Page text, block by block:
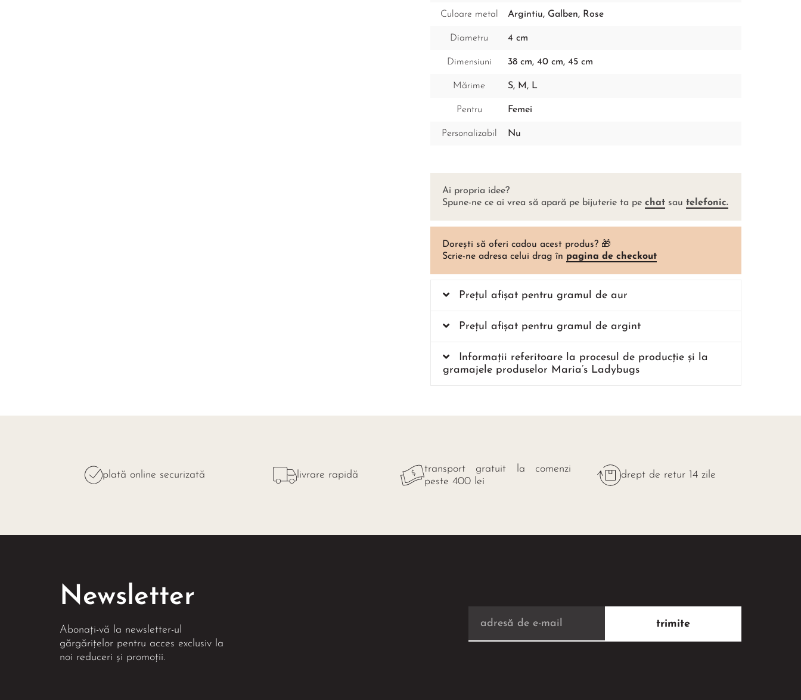
Culoare metal Argintiu, Galben, Rose
Diametru 4 cm
Dimensiuni 38 cm, 40 cm, 45 cm
Mărime S, M, L
Pentru Femei
Personalizabil Nu
Ai propria idee?
Spune-ne ce ai vrea să apară pe bijuterie ta pe chat sau telefonic.
Dorești să oferi cadou acest produs? 🎁
Scrie-ne adresa celui drag în pagina de checkout
Prețul afișat pentru gramul de aur
Prețul afișat pentru gramul de argint
Informații referitoare la procesul de producție și la
gramajele produselor Maria’s Ladybugs
plată online securizată livrare rapidă
transport gratuit la comenzi
peste 400 lei
drept de retur 14 zile
Newsletter
Abonați-vă la newsletter-ul
gărgărițelor pentru acces exclusiv la
noi reduceri și promoții.
trimite